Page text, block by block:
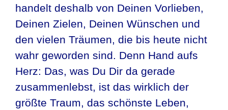
handelt deshalb von Deinen Vorlieben,
Deinen Zielen, Deinen Wünschen und
den vielen Träumen, die bis heute nicht
wahr geworden sind. Denn Hand aufs
Herz: Das, was Du Dir da gerade
zusammenlebst, ist das wirklich der
größte Traum, das schönste Leben,